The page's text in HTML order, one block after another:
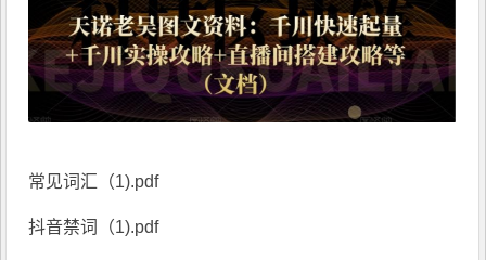
常见词汇（1).pdf
抖音禁词（1).pdf